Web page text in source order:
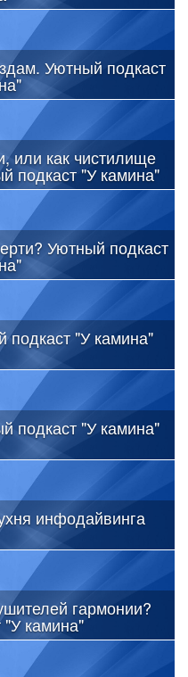
Уютный подкаст
или как чистилище
подкаст "У камина"
Уютный подкаст
"У камина"
подкаст "У камина"
инфодайвинга
гармонии?
камина"